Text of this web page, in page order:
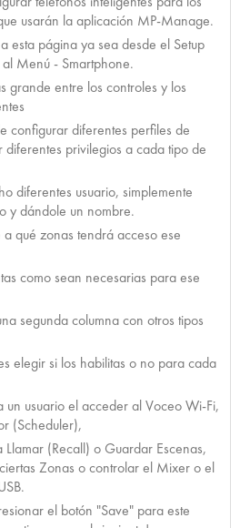
usarán la aplicación MP-Manage.
esta página ya sea desde el Setup
Menú - Smartphone.
grande entre los controles y los
configurar diferentes perfiles de
diferentes privilegios a cada tipo de
diferentes usuario, simplemente
y dándole un nombre.
qué zonas tendrá acceso ese
como sean necesarias para ese
segunda columna con otros tipos
elegir si los habilitas o no para cada
un usuario el acceder al Voceo Wi-Fi,
(Scheduler),
(Recall) o Guardar Escenas,
Zonas o controlar el Mixer o el
el botón "Save" para este